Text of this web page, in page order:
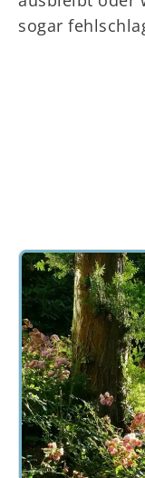
sogar